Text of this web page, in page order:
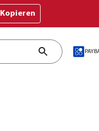
Kopieren